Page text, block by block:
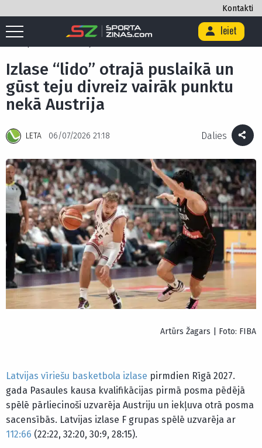
Kontakti
Ieiet
Sākums Basketbols / Izlase “lido” otrajā puslaikā un gūst teju divreiz
Izlase “lido” otrajā puslaikā un
gūst teju divreiz vairāk punktu
nekā Austrija
LETA 06/07/2026 21:18 Dalies
Artūrs Žagars | Foto: FIBA
Latvijas vīriešu basketbola izlase pirmdien Rīgā 2027.
gada Pasaules kausa kvalifikācijas pirmā posma pēdējā
spēlē pārliecinoši uzvarēja Austriju un iekļuva otrā posma
sacensībās. Latvijas izlase F grupas spēlē uzvarēja ar
112:66 (22:22, 32:20, 30:9, 28:15).